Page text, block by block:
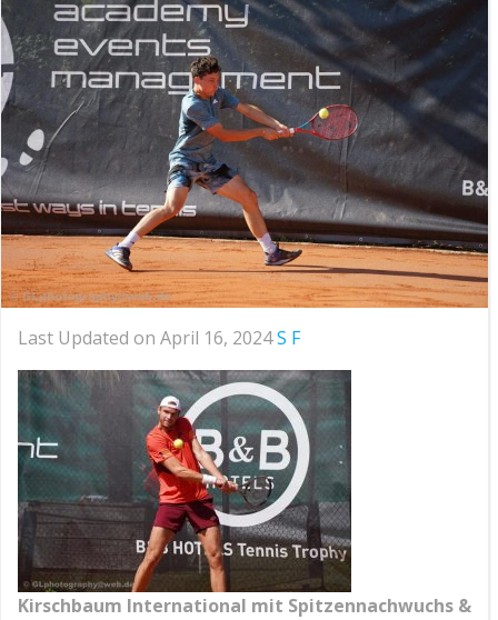
Last Updated on April 16, 2024S F
Kirschbaum International mit Spitzennachwuchs &